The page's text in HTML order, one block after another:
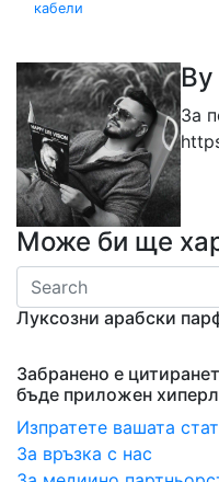
кабели
By
За
Може би ще
Луксозни арабски
Забранено е
бъде приложен
Изпратете вашата
За връзка с нас